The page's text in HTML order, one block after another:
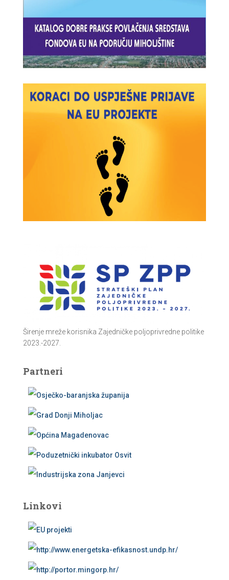
Širenje mreže korisnika Zajedničke poljoprivredne politike
2023.-2027.
Partneri
Linkovi